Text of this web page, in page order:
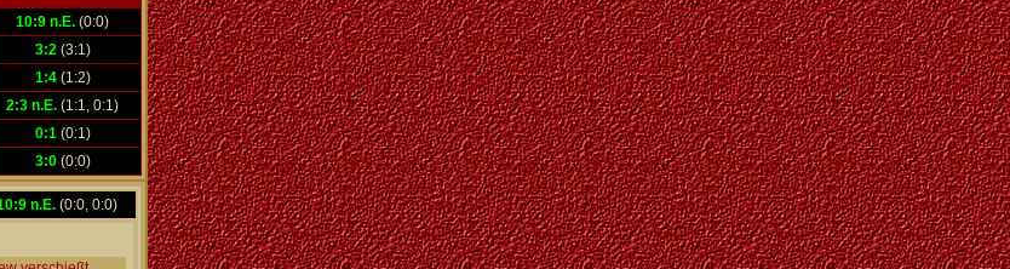
10:9 n.E. (0:0)
3:2 (3:1)
1:4 (1:2)
2:3 n.E. (1:1, 0:1)
0:1 (0:1)
3:0 (0:0)
n.E. (0:0, 0:0)